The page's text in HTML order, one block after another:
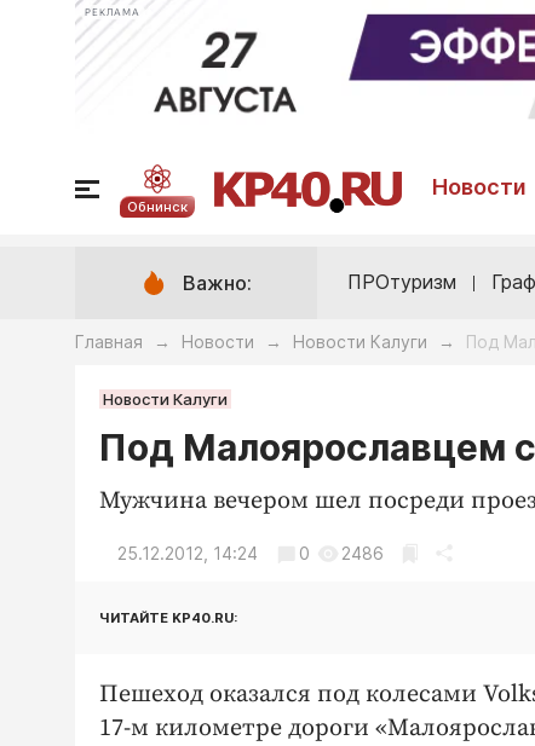
РЕКЛАМА
Обнинск
Новости
Важно: ПРОтуризм
Главная → Новости → Новости Калуги → Под
Новости Калуги
Под Малоярославцем
Мужчина вечером шел посреди
25.12.2012, 14:24 0 2486
ЧИТАЙТЕ KP40.RU:
Пешеход оказался под колесами
17-м километре дороги